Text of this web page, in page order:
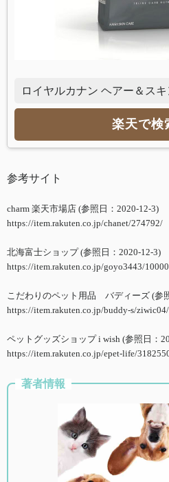
ロイヤルカナン ヘアー＆ス
楽天で検
参考サイト
charm 楽天市場店 (参照日：2020-12-3)
https://item.rakuten.co.jp/chanet/274792/
北海富士ショップ (参照日：2020-12-3)
https://item.rakuten.co.jp/goyo3443/
こだわりのペット用品 バディーズ (参
https://item.rakuten.co.jp/buddy-s/ziwic04/
ペットグッズショップ i wish (参照日：
https://item.rakuten.co.jp/epet-life/
著者情報